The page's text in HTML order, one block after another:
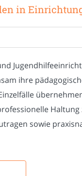
in
ihre
Haltung
sowie